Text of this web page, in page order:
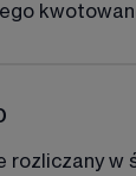
rozliczany w